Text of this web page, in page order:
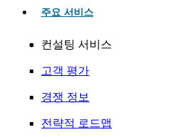
주요 서비스
컨설팅 서비스
고객 평가
경쟁 정보
전략적 로드맵